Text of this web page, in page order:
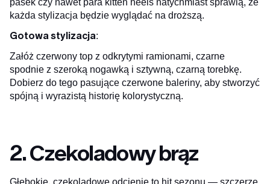
każda stylizacja będzie wyglądać na droższą.
Gotowa stylizacja:
Załóż czerwony top z odkrytymi ramionami, czarne
spodnie z szeroką nogawką i sztywną, czarną torebkę.
Dobierz do tego pasujące czerwone baleriny, aby stworzyć
spójną i wyrazistą historię kolorystyczną.
2. Czekoladowy brąz
Głębokie, czekoladowe odcienie to hit sezonu — szczerze